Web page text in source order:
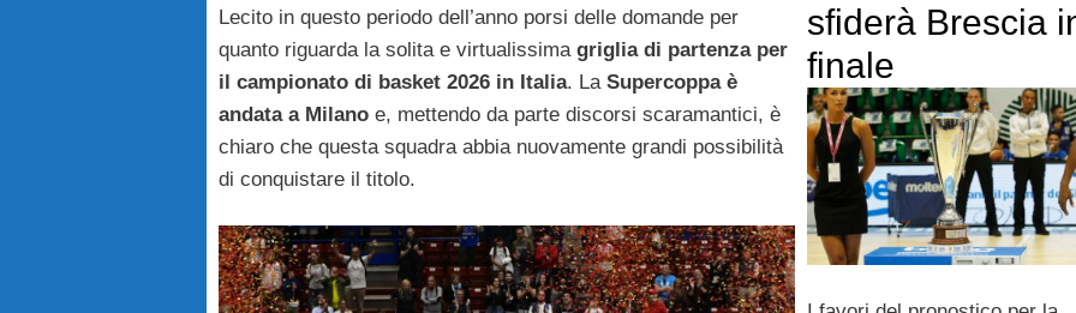
Lecito in questo periodo dell’anno porsi delle domande per
quanto riguarda la solita e virtualissima griglia di partenza per
il campionato di basket 2026 in Italia. La Supercoppa è
andata a Milano e, mettendo da parte discorsi scaramantici, è
chiaro che questa squadra abbia nuovamente grandi possibilità
di conquistare il titolo.
sfiderà Brescia
finale